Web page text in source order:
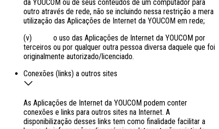
da YOUCOM ou de seus conteúdos de um computador para
outro através de rede, não se incluindo nessa restrição a mera
utilização das Aplicações de Internet da YOUCOM em rede;
(v) o uso das Aplicações de Internet da YOUCOM por
terceiros ou por qualquer outra pessoa diversa daquele que foi
originalmente autorizado/licenciado.
Conexões (links) a outros sites
As Aplicações de Internet da YOUCOM podem conter
conexões e links para outros sites na Internet. A
disponibilização desses links tem como finalidade facilitar a